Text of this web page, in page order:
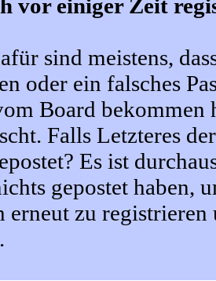
vor einiger Zeit
sind meistens,
oder ein falsches
Board bekommen
Falls Letzteres
Es ist
gepostet haben,
erneut zu